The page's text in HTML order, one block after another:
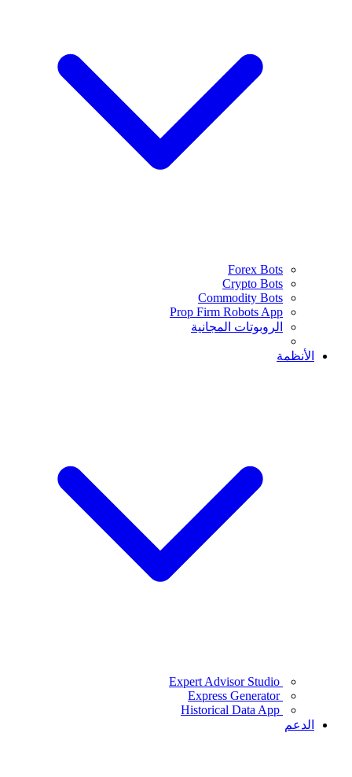
Forex Bots
Crypto Bots
Commodity Bots
Prop Firm Robots App
الروبوتات المجانية
الأنظمة
Expert Advisor Studio
Express Generator
Historical Data App
الدعم